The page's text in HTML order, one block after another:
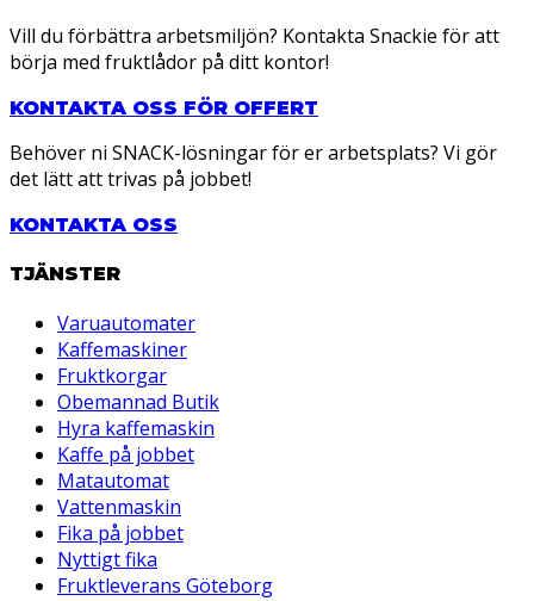
Vill du förbättra arbetsmiljön? Kontakta Snackie för att
börja med fruktlådor på ditt kontor!
KONTAKTA OSS FÖR OFFERT
Behöver ni SNACK-lösningar för er arbetsplats? Vi gör
det lätt att trivas på jobbet!
KONTAKTA OSS
TJÄNSTER
Varuautomater
Kaffemaskiner
Fruktkorgar
Obemannad Butik
Hyra kaffemaskin
Kaffe på jobbet
Matautomat
Vattenmaskin
Fika på jobbet
Nyttigt fika
Fruktleverans Göteborg